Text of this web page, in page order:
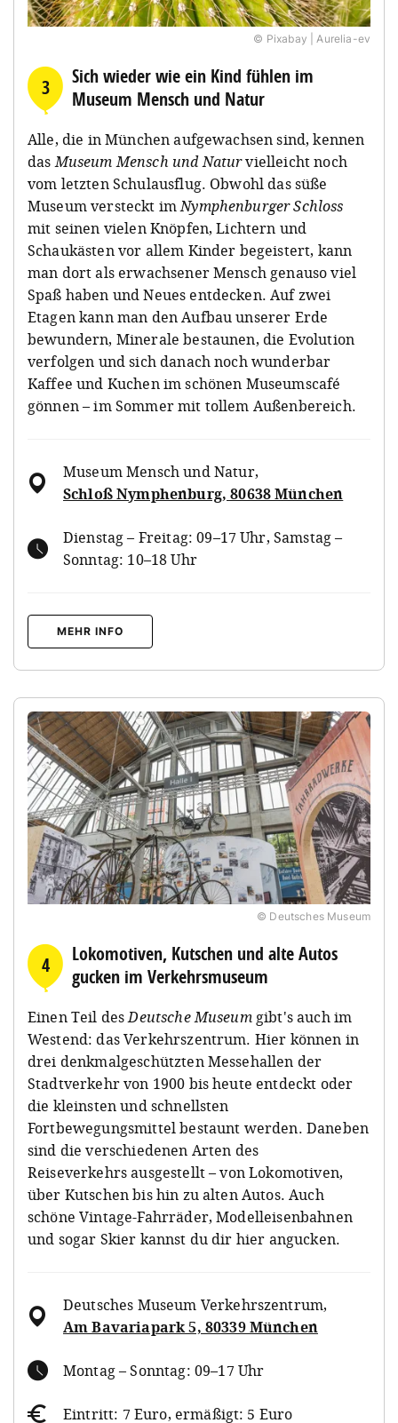
© Pixabay | Aurelia-ev
3
Sich wieder wie ein Kind fühlen im
Museum Mensch und Natur
Alle, die in München aufgewachsen sind, kennen
dasMuseum Mensch und Naturvielleicht noch
vom letzten Schulausflug. Obwohl das süße
Museum versteckt imNymphenburger Schloss
mit seinen vielen Knöpfen, Lichtern und
Schaukästen vor allem Kinder begeistert, kann
man dort als erwachsener Mensch genauso viel
Spaß haben und Neues entdecken. Auf zwei
Etagen kann man den Aufbau unserer Erde
bewundern, Minerale bestaunen, die Evolution
verfolgen und sich danach noch wunderbar
Kaffee und Kuchen im schönen Museumscafé
gönnen – im Sommer mit tollem Außenbereich.
Museum Mensch und Natur,
Schloß Nymphenburg, 80638 München
Dienstag – Freitag: 09–17 Uhr, Samstag –
Sonntag: 10–18 Uhr
MEHR INFO
© Deutsches Museum
4
Lokomotiven, Kutschen und alte Autos
gucken im Verkehrsmuseum
Einen Teil desDeutsche Museumgibt's auch im
Westend: das Verkehrszentrum. Hier können in
drei denkmalgeschützten Messehallen der
Stadtverkehr von 1900 bis heute entdeckt oder
die kleinsten und schnellsten
Fortbewegungsmittel bestaunt werden. Daneben
sind die verschiedenen Arten des
Reiseverkehrs ausgestellt – von Lokomotiven,
über Kutschen bis hin zu alten Autos. Auch
schöne Vintage-Fahrräder, Modelleisenbahnen
und sogar Skier kannst du dir hier angucken.
Deutsches Museum Verkehrszentrum,
Am Bavariapark 5, 80339 München
Montag – Sonntag: 09–17 Uhr
Eintritt: 7 Euro, ermäßigt: 5 Euro